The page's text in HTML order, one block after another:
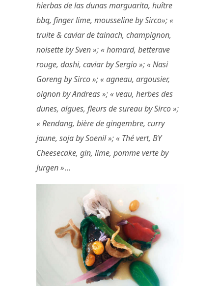
hierbas de las dunas marguarita, huître
bbq, finger lime, mousseline by Sirco»; «
truite & caviar de tainach, champignon,
noisette by Sven »; « homard, betterave
rouge, dashi, caviar by Sergio »; « Nasi
Goreng by Sirco »; « agneau, argousier,
oignon by Andreas »; « veau, herbes des
dunes, algues, fleurs de sureau by Sirco »;
« Rendang, bière de gingembre, curry
jaune, soja by Soenil »; « Thé vert, BY
Cheesecake, gin, lime, pomme verte by
Jurgen »…